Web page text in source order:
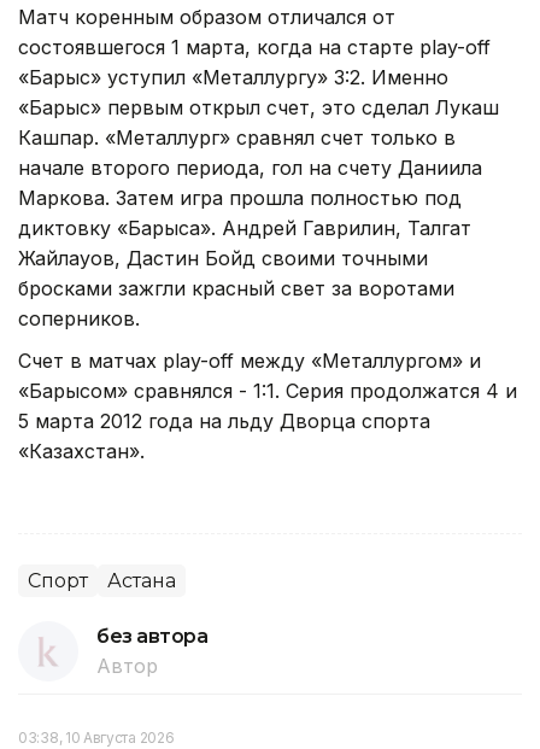
Матч коренным образом отличался от
состоявшегося 1 марта, когда на старте play-off
«Барыс» уступил «Металлургу» 3:2. Именно
«Барыс» первым открыл счет, это сделал Лукаш
Кашпар. «Металлург» сравнял счет только в
начале второго периода, гол на счету Даниила
Маркова. Затем игра прошла полностью под
диктовку «Барыса». Андрей Гаврилин, Талгат
Жайлауов, Дастин Бойд своими точными
бросками зажгли красный свет за воротами
соперников.
Счет в матчах play-off между «Металлургом» и
«Барысом» сравнялся - 1:1. Серия продолжатся 4 и
5 марта 2012 года на льду Дворца спорта
«Казахстан».
Спорт Астана
без автора
Автор
03:38, 10 Августа 2026